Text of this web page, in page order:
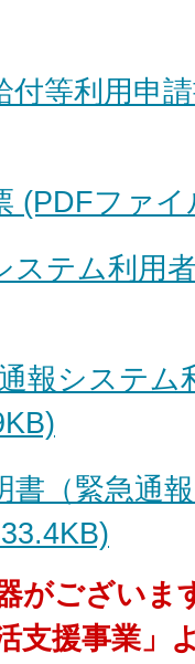
付等利用申
(PDFファ
ステム利用
通報システ
書（緊急通
がございま
援事業」